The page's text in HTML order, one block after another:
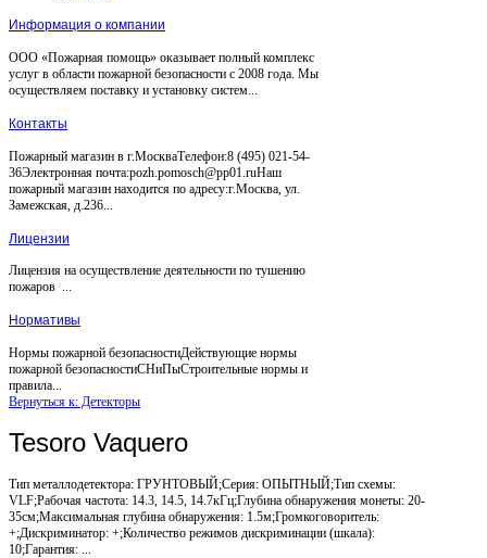
Информация о компании
ООО «Пожарная помощь» оказывает полный комплекс
услуг в области пожарной безопасности с 2008 года. Мы
осуществляем поставку и установку систем...
Контакты
Пожарный магазин в г.МоскваТелефон:8 (495) 021-54-
36Электронная почта:pozh.pomosch@pp01.ruНаш
пожарный магазин находится по адресу:г.Москва, ул.
Замежская, д.236...
Лицензии
Лицензия на осуществление деятельности по тушению
пожаров ...
Нормативы
Нормы пожарной безопасностиДействующие нормы
пожарной безопасностиСНиПыСтроительные нормы и
правила...
Вернуться к: Детекторы
Tesoro Vaquero
Тип металлодетектора: ГРУНТОВЫЙ;Серия: ОПЫТНЫЙ;Тип схемы:
VLF;Рабочая частота: 14.3, 14.5, 14.7кГц;Глубина обнаружения монеты: 20-
35см;Максимальная глубина обнаружения: 1.5м;Громкоговоритель:
+;Дискриминатор: +;Количество режимов дискриминации (шкала):
10;Гарантия: ...